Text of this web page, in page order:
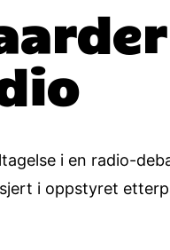
i en radio-
i oppstyret